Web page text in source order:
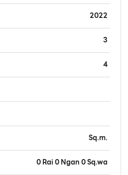
2022
3
4
Sq.m.
0 Rai 0 Ngan 0 Sq.wa